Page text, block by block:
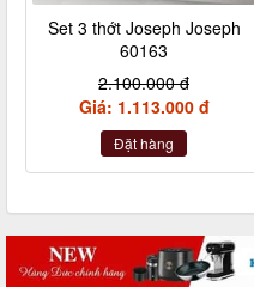
Set 3 thớt Joseph Joseph
60163
2.100.000 đ
Giá: 1.113.000 đ
Đặt hàng